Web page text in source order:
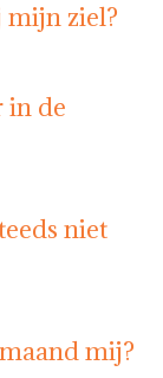
mijn ziel?
in de
niet
mij?